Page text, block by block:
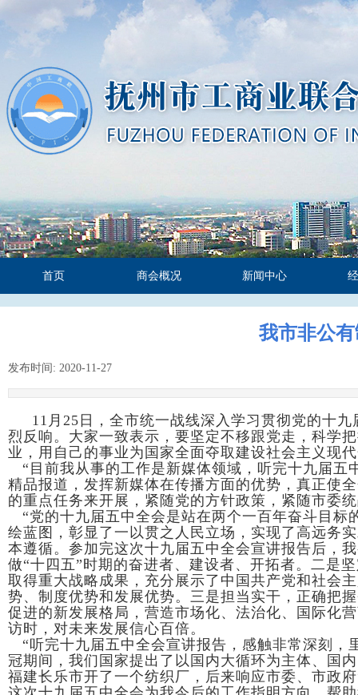
首页 商会概况 新闻中心
我市非公
发布时间: 2020-11-27
11月25日，全市统一战线深入学习贯彻党的十九
烈反响。大家一致表示，要坚定不移跟党走，科学
业，用自己的事业为国家全面夺取建设社会主义现
“目前我从事的工作是新媒体领域，听完十九届五
精品报道，发挥新媒体在传播方面的优势，真正使
的重点任务来开展，紧随党的方针政策，紧随市委
“党的十九届五中全会是站在两个一百年奋斗目标
绘蓝图，彰显了一以贯之人民立场，实现了高远务
本遵循。参加完这次十九届五中全会宣讲报告后，
做“十四五”时期的奋进者、建设者、开拓者。二是
取得重大战略成果，充分展示了中国共产党和社会
势、制度优势和发展优势。三是担当实干，正确把
促进的新发展格局，营造市场化、法治化、国际化
访时，对未来发展信心百倍。
“听完十九届五中全会宣讲报告，感触非常深刻，
冠期间，我们国家提出了以国内大循环为主体、国
福建长乐市开了一个纺织厂，后来响应市委、市政